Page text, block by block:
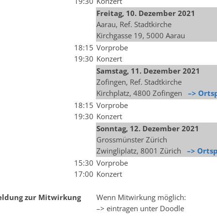
Freitag, 10. Dezember 2021
Aarau, Ref. Stadtkirche
Kirchgasse 19, 5000 Aarau
18:15
19:30
Vorprobe
Konzert
Samstag, 11. Dezember2021
Zofingen, Ref. Stadtkirche
Kirchplatz, 4800 Zofingen –>
18:15
19:30
Vorprobe
Konzert
Sonntag, 12. Dezember2021
Grossmünster Zürich
Zwingliplatz, 8001 Zürich –>
15:30
17:00
Vorprobe
Konzert
zur Mitwirkung
Wenn Mitwirkung möglich:
–> eintragen unter Doodle